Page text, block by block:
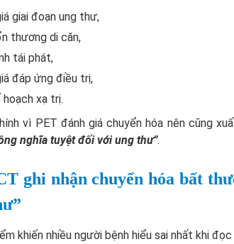
giai đoạn ung thư,
thương di căn,
tái phát,
đáp ứng điều trị,
hoạch xạ trị.
vì PET đánh giá chuyển hóa nên cũng
nghĩa tuyệt đối với ung thư”.
ghi nhận chuyển hóa bất
khiến nhiều người bệnh hiểu sai nhất khi